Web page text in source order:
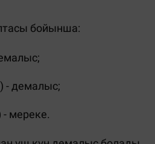
бойынша:
- демалыс;
- мереке.